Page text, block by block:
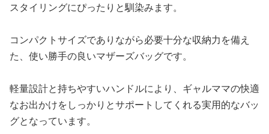
スタイリングにぴったりと馴染みます。
コンパクトサイズでありながら必要十分な収納力を備え
た、使い勝手の良いマザーズバッグです。
軽量設計と持ちやすいハンドルにより、ギャルママの快適
なお出かけをしっかりとサポートしてくれる実用的なバッ
グとなっています。